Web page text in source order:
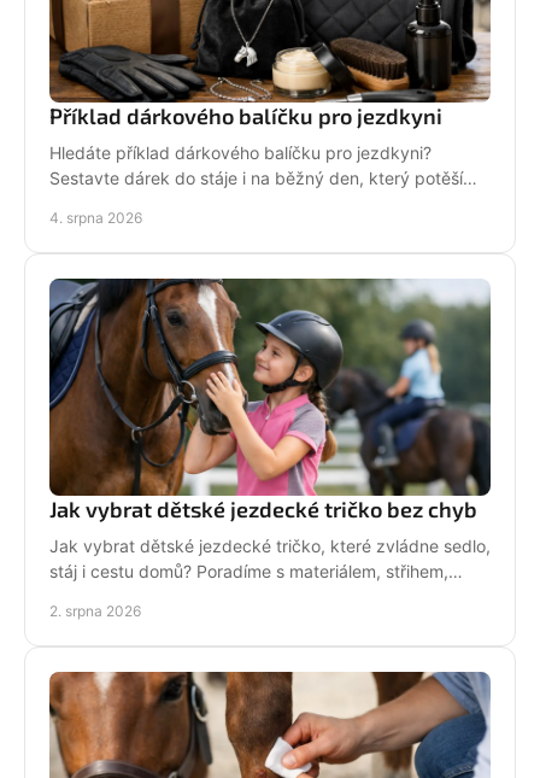
Příklad dárkového balíčku pro jezdkyni
Hledáte příklad dárkového balíčku pro jezdkyni?
Sestavte dárek do stáje i na běžný den, který potěší
4. srpna 2026
Jak vybrat dětské jezdecké tričko bez chyb
Jak vybrat dětské jezdecké tričko, které zvládne sedlo,
stáj i cestu domů? Poradíme s materiálem, střihem,
2. srpna 2026